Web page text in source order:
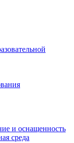
и оснащенность
среда